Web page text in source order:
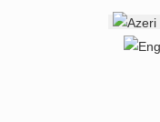
Select your language